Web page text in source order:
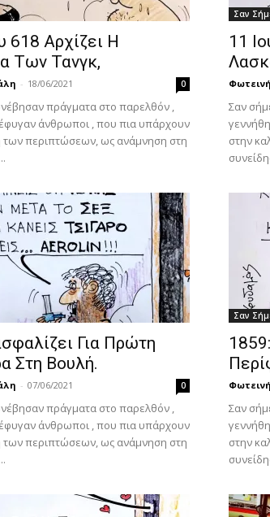
618 Αρχίζει H
Tων Τανγκ,
- 18/06/2021 0
πράγματα στο παρελθόν ,
άνθρωποι , που πια υπάρχουν
των περιπτώσεων, ως ανάμνηση στη
Σαν
11
Σαν
στην
Για Πρώτη
Στη Βουλή.
- 07/06/2021 0
πράγματα στο παρελθόν ,
άνθρωποι , που πια υπάρχουν
των περιπτώσεων, ως ανάμνηση στη
Σαν
Σαν
στην